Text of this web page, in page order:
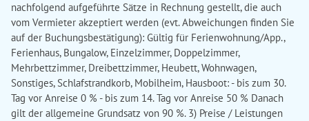
nachfolgend aufgeführte Sätze in Rechnung gestellt, die auch
vom Vermieter akzeptiert werden (evt. Abweichungen finden Sie
auf der Buchungsbestätigung): Gültig für Ferienwohnung/App.,
Ferienhaus, Bungalow, Einzelzimmer, Doppelzimmer,
Mehrbettzimmer, Dreibettzimmer, Heubett, Wohnwagen,
Sonstiges, Schlafstrandkorb, Mobilheim, Hausboot: - bis zum 30.
Tag vor Anreise 0 % - bis zum 14. Tag vor Anreise 50 % Danach
gilt der allgemeine Grundsatz von 90 %. 3) Preise / Leistungen